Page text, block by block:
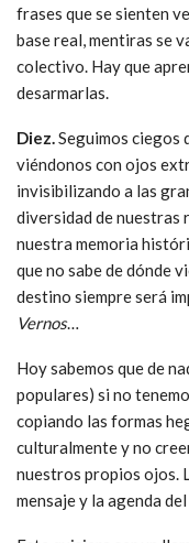
frases que se sienten
base real, mentiras se
colectivo. Hay que
desarmarlas.
Diez. Seguimos ciegos
viéndonos con ojos
invisibilizando a las
diversidad de nuestras
nuestra memoria
que no sabe de dónde
destino siempre será
Vernos…
Hoy sabemos que de
populares) si no
copiando las formas
culturalmente y no
nuestros propios ojos.
mensaje y la agenda